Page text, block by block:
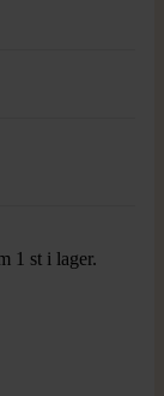
1 st i lager.